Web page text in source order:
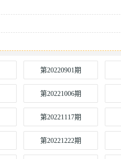
第20220901期
第20221006期
第20221117期
第20221222期